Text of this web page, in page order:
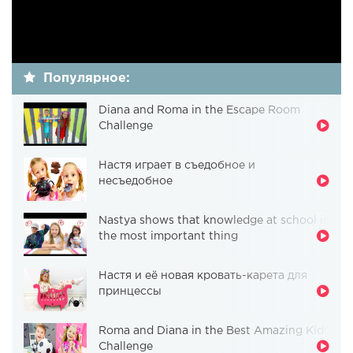
Популярное:
Diana and Roma in the Escape Room
Challenge
Настя играет в съедобное и
несъедобное
Nastya shows that knowledge at school is
the most important thing
Настя и её новая кровать-карета для
принцессы
Roma and Diana in the Best Amazing Kids
Challenge